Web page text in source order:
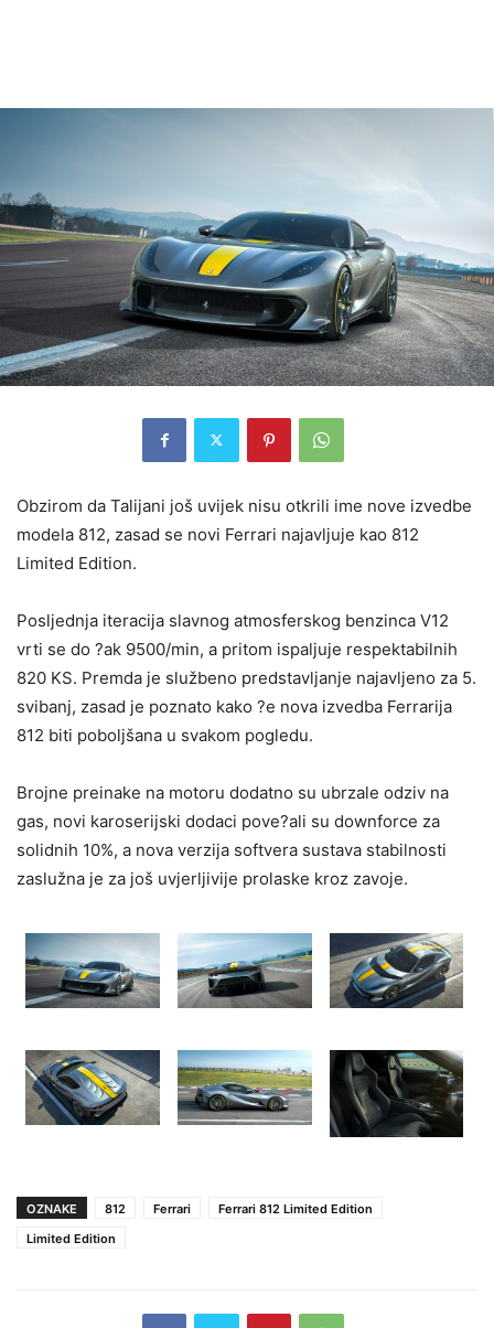
Obzirom da Talijani još uvijek nisu otkrili ime nove izvedbe
modela 812, zasad se novi Ferrari najavljuje kao 812
Limited Edition.
Posljednja iteracija slavnog atmosferskog benzinca V12
vrti se do ?ak 9500/min, a pritom ispaljuje respektabilnih
820 KS. Premda je službeno predstavljanje najavljeno za 5.
svibanj, zasad je poznato kako ?e nova izvedba Ferrarija
812 biti poboljšana u svakom pogledu.
Brojne preinake na motoru dodatno su ubrzale odziv na
gas, novi karoserijski dodaci pove?ali su downforce za
solidnih 10%, a nova verzija softvera sustava stabilnosti
zaslužna je za još uvjerljivije prolaske kroz zavoje.
OZNAKE 812 Ferrari
Ferrari 812 Limited Edition
Limited Edition